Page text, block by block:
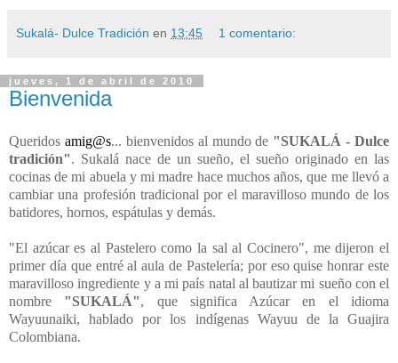
Sukalá- Dulce Tradición en 13:45 1 comentario:
jueves, 1 de abril de 2010
Bienvenida
Queridos amig@s... bienvenidos al mundo de "SUKALÁ - Dulce
tradición". Sukalá nace de un sueño, el sueño originado en las
cocinas de mi abuela y mi madre hace muchos años, que me llevó a
cambiar una profesión tradicional por el maravilloso mundo de los
batidores, hornos, espátulas y demás.
"El azúcar es al Pastelero como la sal al Cocinero", me dijeron el
primer día que entré al aula de Pastelería; por eso quise honrar este
maravilloso ingrediente y a mi país natal al bautizar mi sueño con el
nombre
"SUKALÁ", que significa Azúcar en el idioma
Wayuunaiki, hablado por los indígenas Wayuu de la Guajira
Colombiana.